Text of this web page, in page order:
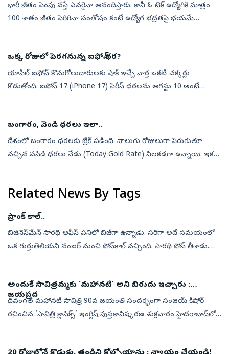
భారీ జీతం పెంపు వస్తే ఎవరైనా ఆనందిస్తారు. కానీ ఓ టెక్ ఉద్యోగికి మాత్రం
100 శాతం జీతం పెరిగినా సంతోషం కంటే ఉద్యోగ భద్రతపై భయమే
ఒక్క రోజులో పెరగనున్న ఐఫోన్‌ ధర?
యాపిల్‌ ఐఫోన్‌ కొనుగోలుదారులకు షాక్‌ ఇచ్చే వార్త ఒకటి చక్కర్లు
కొడుతోంది. ఐఫోన్‌ 17 (iPhone 17) సిరీస్‌ ధరలను ఆగస్టు 10 అంటే
బంగారం, వెండి ధరలు ఇలా..
దేశంలో బంగారం ధరలకు బ్రేక్‌ పడింది. నాలుగు రోజులుగా పెరుగుతూ
వచ్చిన పసిడి ధరలు నేడు (Today Gold Rate) నిలకడగా ఉన్నాయి. ఇక
Related News By Tags
ప్రాంక్‌ కాల్‌..
బిజినెస్‌మేన్‌ సారథి ఆఫీస్‌ పనిలో బిజీగా ఉన్నాడు. సరిగా అదే సమయంలో
ఒక గుర్తుతెలియని నంబర్‌ నుంచి ఫోన్‌కాల్‌ వచ్చింది. సారథి ఫోన్‌ తీశాడు.
అందుకే సావిత్రమ్మకు ‘మహానటి’ అని బిరుదు ఇచ్చారు :
జయప్రద
దివంగత మహానటి సావిత్రి 90వ జయంతి సందర్భంగా సంజయ్‌ కిషోర్‌
రచించిన ‘సావిత్రి క్లాసిక్స్‌’ ఇంగ్లిష్‌ పుస్తకావిష్కరణ శుక్రవారం హైదరాబాద్‌లో